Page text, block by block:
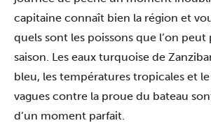
capitaine connaît bien la région et
quels sont les poissons que l’on peut
saison. Les eaux turquoise de
bleu, les températures tropicales et
vagues contre la proue du bateau
d’un moment parfait.